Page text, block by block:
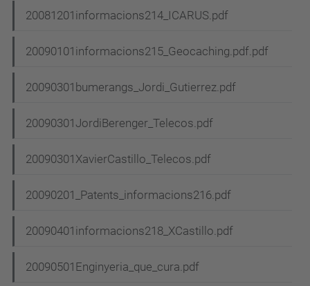
20081201informacions214_ICARUS.pdf
20090101informacions215_Geocaching.pdf.pdf
20090301bumerangs_Jordi_Gutierrez.pdf
20090301JordiBerenger_Telecos.pdf
20090301XavierCastillo_Telecos.pdf
20090201_Patents_informacions216.pdf
20090401informacions218_XCastillo.pdf
20090501Enginyeria_que_cura.pdf